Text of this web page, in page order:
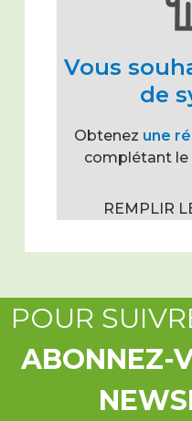
Vous
de
Obtenez une
complétant le
REMPLIR
POUR
ABONNEZ-